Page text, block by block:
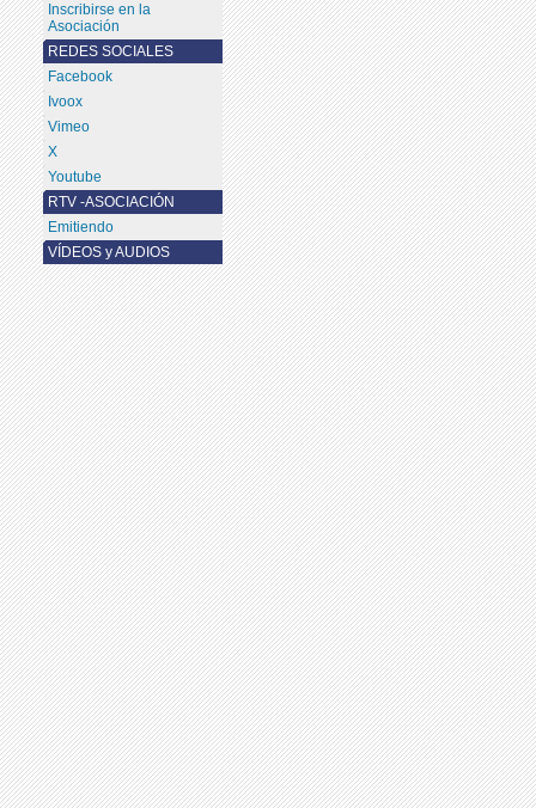
Inscribirse en la
Asociación
REDES SOCIALES
Facebook
Ivoox
Vimeo
X
Youtube
RTV -ASOCIACIÓN
Emitiendo
VÍDEOS y AUDIOS